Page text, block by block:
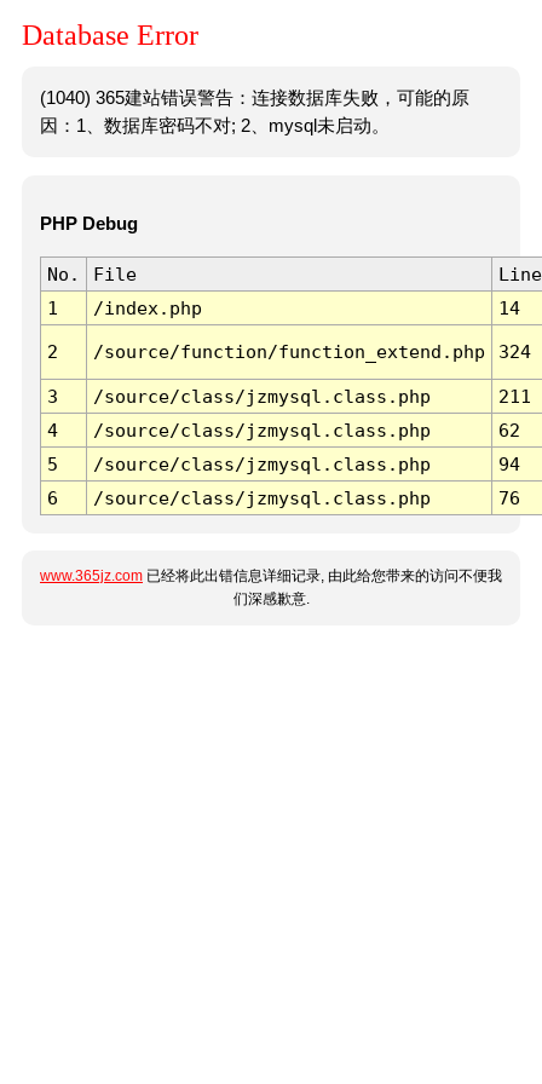
Database Error
(1040) 365建站错误警告：连接数据库失败，可能的原
因：1、数据库密码不对; 2、mysql未启动。
PHP Debug
No. File
Line
1
/index.php 14
2 /source/function/function_extend.php 324
3 /source/class/jzmysql.class.php
211
4
/source/class/jzmysql.class.php
62
5
/source/class/jzmysql.class.php
94
6
/source/class/jzmysql.class.php 76
www.365jz.com 已经将此出错信息详细记录, 由此给您带来的访问不便我
们深感歉意.